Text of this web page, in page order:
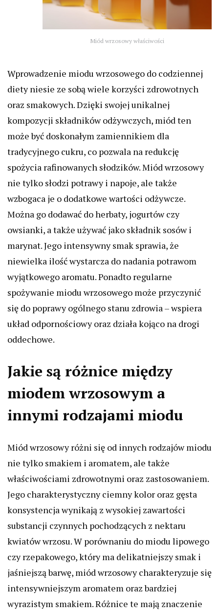
Miód wrzosowy właściwości
Wprowadzenie miodu wrzosowego do codziennej
diety niesie ze sobą wiele korzyści zdrowotnych
oraz smakowych. Dzięki swojej unikalnej
kompozycji składników odżywczych, miód ten
może być doskonałym zamiennikiem dla
tradycyjnego cukru, co pozwala na redukcję
spożycia rafinowanych słodzików. Miód wrzosowy
nie tylko słodzi potrawy i napoje, ale także
wzbogaca je o dodatkowe wartości odżywcze.
Można go dodawać do herbaty, jogurtów czy
owsianki, a także używać jako składnik sosów i
marynat. Jego intensywny smak sprawia, że
niewielka ilość wystarcza do nadania potrawom
wyjątkowego aromatu. Ponadto regularne
spożywanie miodu wrzosowego może przyczynić
się do poprawy ogólnego stanu zdrowia – wspiera
układ odpornościowy oraz działa kojąco na drogi
oddechowe.
Jakie są różnice między
miodem wrzosowym a
innymi rodzajami miodu
Miód wrzosowy różni się od innych rodzajów miodu
nie tylko smakiem i aromatem, ale także
właściwościami zdrowotnymi oraz zastosowaniem.
Jego charakterystyczny ciemny kolor oraz gęsta
konsystencja wynikają z wysokiej zawartości
substancji czynnych pochodzących z nektaru
kwiatów wrzosu. W porównaniu do miodu lipowego
czy rzepakowego, który ma delikatniejszy smak i
jaśniejszą barwę, miód wrzosowy charakteryzuje się
intensywniejszym aromatem oraz bardziej
wyrazistym smakiem. Różnice te mają znaczenie